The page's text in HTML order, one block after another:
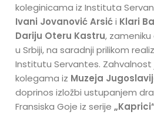
koleginicama iz Instituta
Ivani Jovanović Arsići Klari
Dariju Oteru Kastru,
u Srbiji, na saradnji prilikom
Institutu Servantes. Zahvalnost
kolegama iz Muzeja
doprinos izložbi ustupanjem
Fransiska Goje iz serije